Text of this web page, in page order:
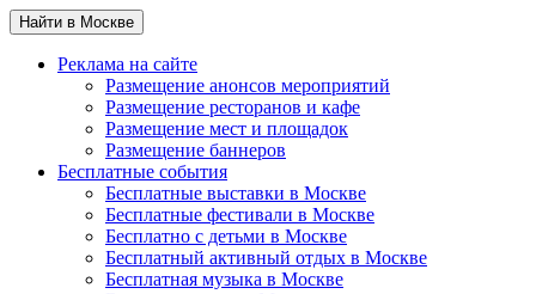
Найти в Москве
Реклама на сайте
Размещение анонсов мероприятий
Размещение ресторанов и кафе
Размещение мест и площадок
Размещение баннеров
Бесплатные события
Бесплатные выставки в Москве
Бесплатные фестивали в Москве
Бесплатно с детьми в Москве
Бесплатный активный отдых в Москве
Бесплатная музыка в Москве